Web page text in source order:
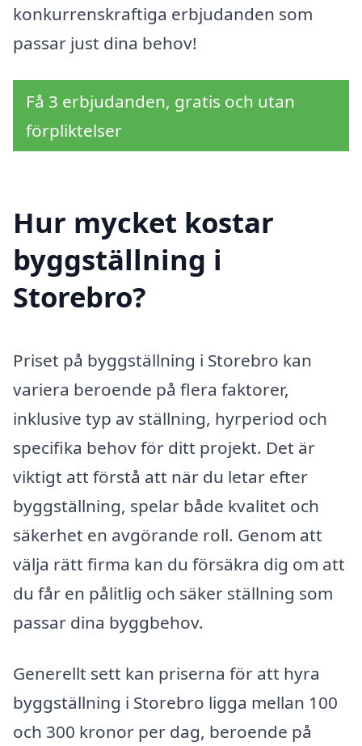
konkurrenskraftiga erbjudanden som
passar just dina behov!
Få 3 erbjudanden, gratis och utan
förpliktelser
Hur mycket kostar
byggställning i
Storebro?
Priset på byggställning i Storebro kan
variera beroende på flera faktorer,
inklusive typ av ställning, hyrperiod och
specifika behov för ditt projekt. Det är
viktigt att förstå att när du letar efter
byggställning, spelar både kvalitet och
säkerhet en avgörande roll. Genom att
välja rätt firma kan du försäkra dig om att
du får en pålitlig och säker ställning som
passar dina byggbehov.
Generellt sett kan priserna för att hyra
byggställning i Storebro ligga mellan 100
och 300 kronor per dag, beroende på